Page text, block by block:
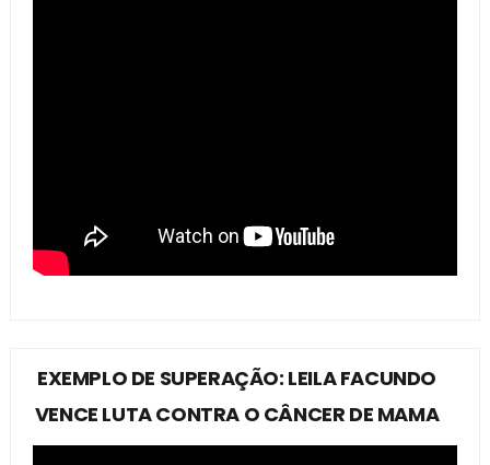
EXEMPLO DE SUPERAÇÃO: LEILA FACUNDO
VENCE LUTA CONTRA O CÂNCER DE MAMA